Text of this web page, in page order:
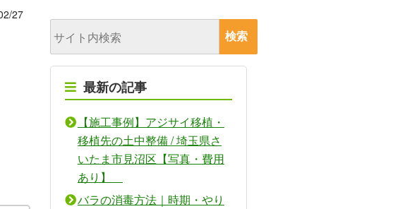
27
最新の記事
【施工事例】アジサイ移植・
移植先の土中整備 / 埼玉県さ
いたま市見沼区【写真・費用
あり】
バラの消毒方法｜時期・やり